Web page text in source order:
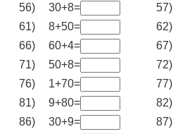
56)
30+8= 57)
61)
8+50= 62)
66)
60+4= 67)
71)
50+8= 72)
76)
1+70= 77)
81)
9+80= 82)
86)
30+9= 87)